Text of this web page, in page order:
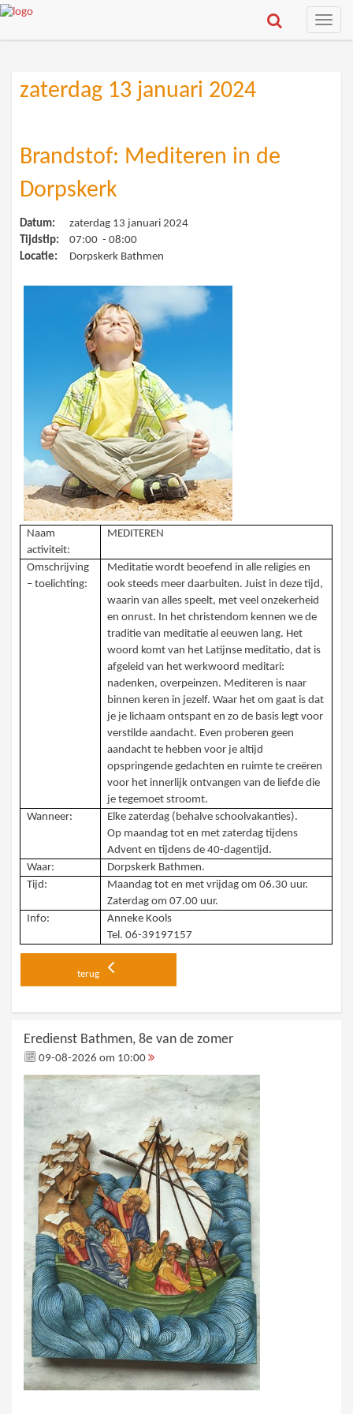
Toggle
zaterdag 13 januari 2024
Brandstof: Mediteren in de
Dorpskerk
Datum:
zaterdag 13 januari 2024
Tijdstip:
07:00 - 08:00
Locatie:
Dorpskerk Bathmen
Naam
activiteit:
MEDITEREN
Omschrijving
– toelichting:
Meditatie wordt beoefend in alle religies en
ook steeds meer daarbuiten. Juist in deze tijd,
waarin van alles speelt, met veel onzekerheid
en onrust. In het christendom kennen we de
traditie van meditatie al eeuwen lang. Het
woord komt van het Latijnse meditatio, dat is
afgeleid van het werkwoord meditari:
nadenken, overpeinzen. Mediteren is naar
binnen keren in jezelf. Waar het om gaat is dat
je je lichaam ontspant en zo de basis legt voor
verstilde aandacht. Even proberen geen
aandacht te hebben voor je altijd
opspringende gedachten en ruimte te creëren
voor het innerlijk ontvangen van de liefde die
je tegemoet stroomt.
Wanneer:
Elke zaterdag (behalve schoolvakanties).
Op maandag tot en met zaterdag tijdens
Advent en tijdens de 40-dagentijd.
Waar:
Dorpskerk Bathmen.
Tijd:
Maandag tot en met vrijdag om 06.30 uur.
Zaterdag om 07.00 uur.
Info:
Anneke Kools
Tel. 06-39197157
terug
Eredienst Bathmen, 8e van de zomer
09-08-2026 om 10:00